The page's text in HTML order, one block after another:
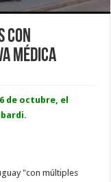
con
Médica
de octubre, el
"con múltiples